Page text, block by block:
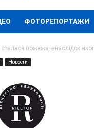
ФОТОРЕПОРТАЖИ
сталася пожежа, внаслідок якої
Новости
загинув